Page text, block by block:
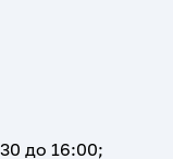
до 16:00;